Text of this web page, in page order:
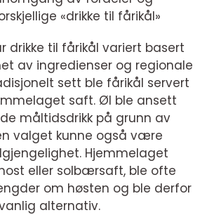
«drikke til fårikål»
drikke til fårikål variert basert
av ingredienser og regionale
sett ble fårikål servert
saft. Øl ble ansett
måltidsdrikk på grunn av
valget kunne også være
Hjemmelaget
eller solbærsaft, ble ofte
om høsten og ble derfor
alternativ.